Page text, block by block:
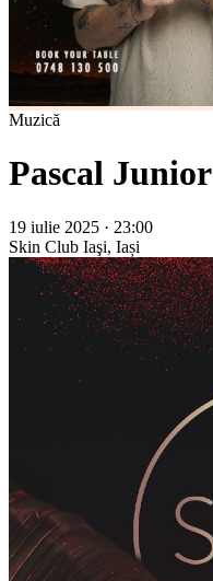
Muzică
Pascal Junior
19 iulie 2025 · 23:00
Skin Club Iaşi, Iași